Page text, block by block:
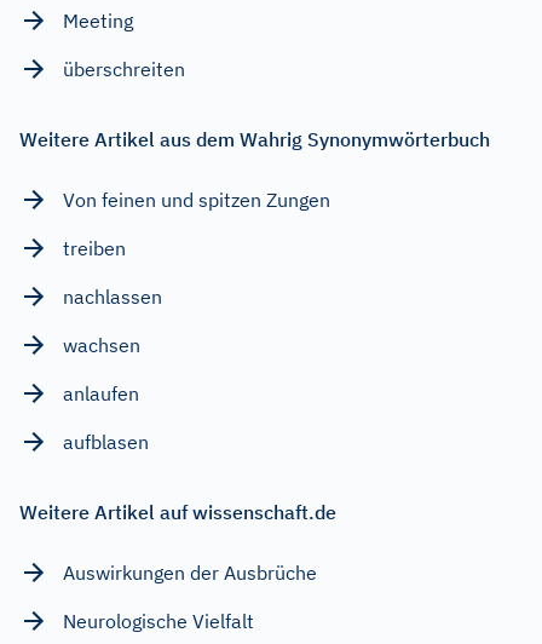
Meeting
überschreiten
Weitere Artikel aus dem Wahrig Synonymwörterbuch
Von feinen und spitzen Zungen
treiben
nachlassen
wachsen
anlaufen
aufblasen
Weitere Artikel auf wissenschaft.de
Auswirkungen der Ausbrüche
Neurologische Vielfalt